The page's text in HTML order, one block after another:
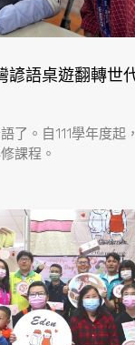
諺語桌遊翻轉世
了。自111學年度起
課程。